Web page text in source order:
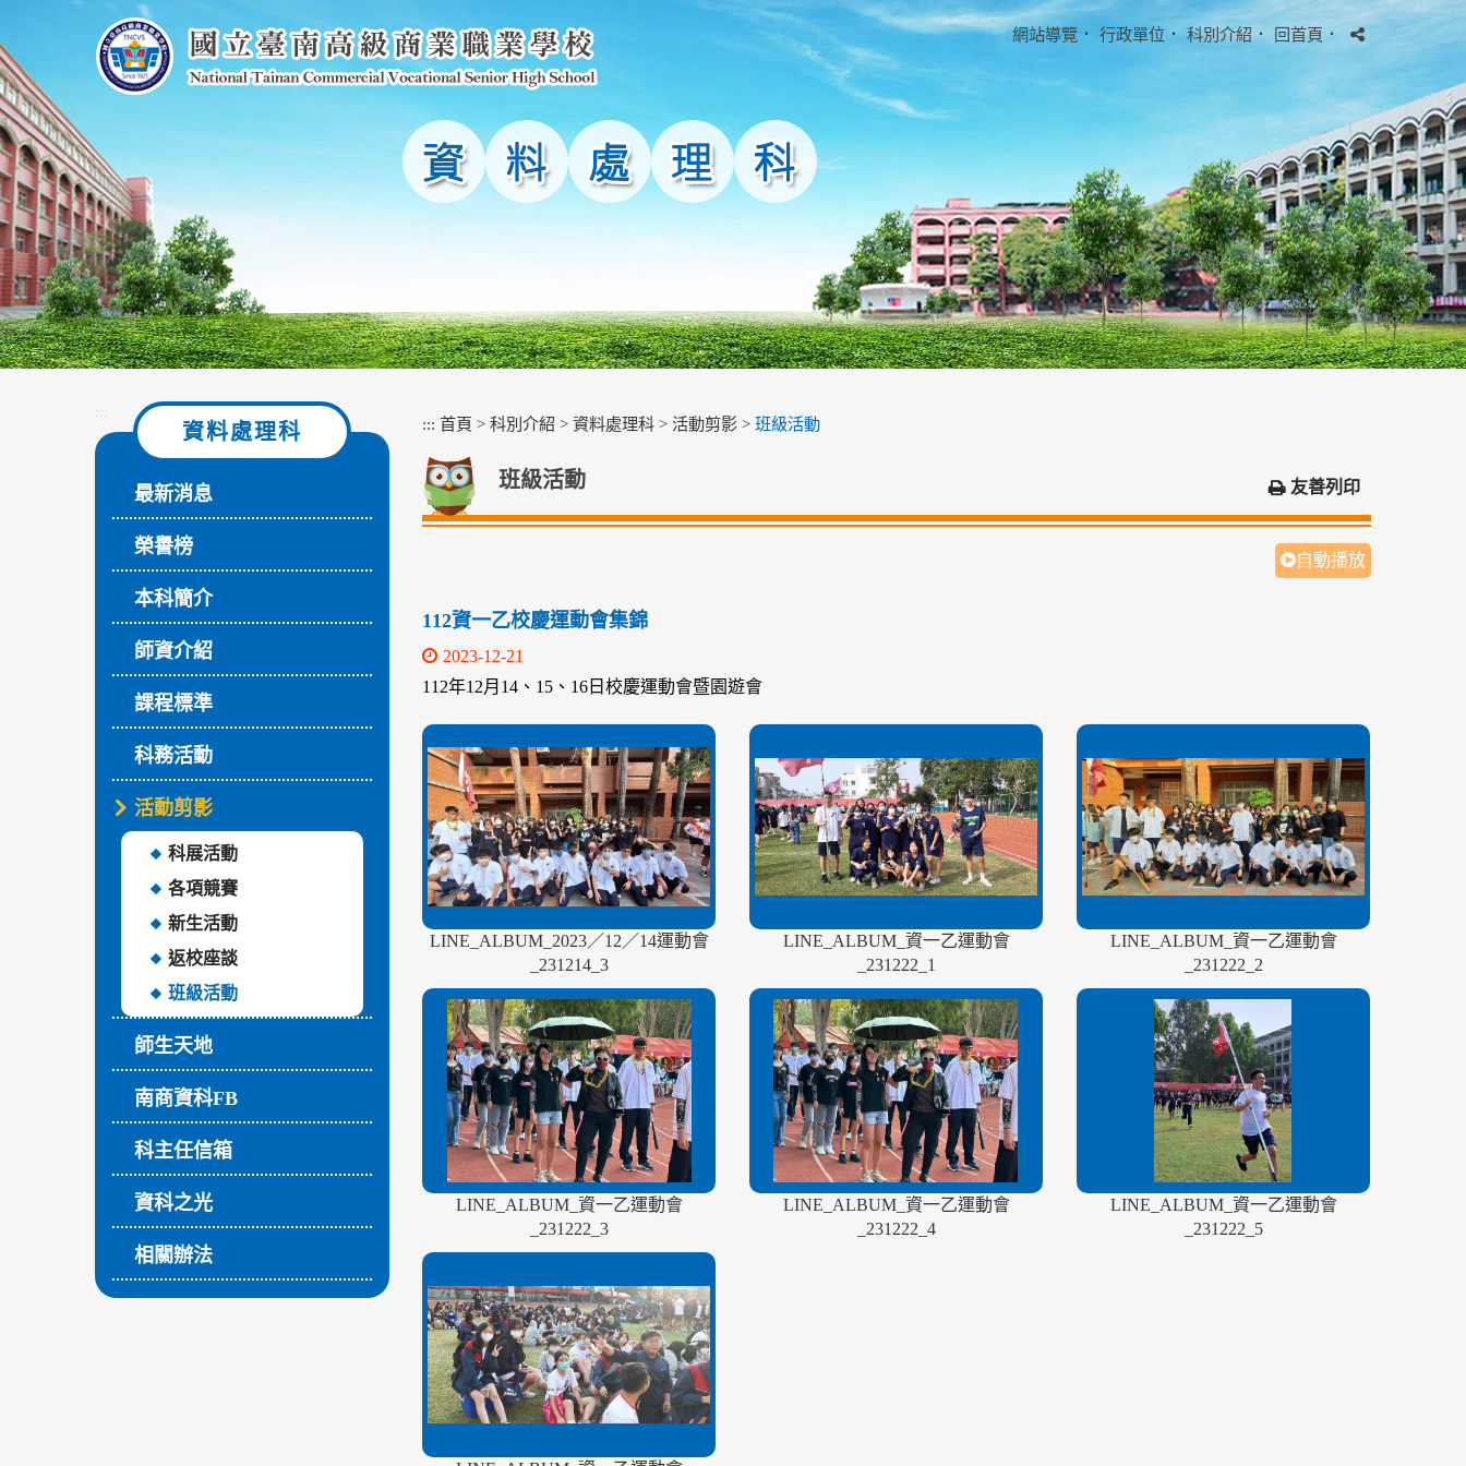
主
要
內
容
區
塊
網站導覽 ． 行政單位 ． 科別介紹． 回首頁．
:::
資料處理科
最新消息
榮譽榜
本科簡介
師資介紹
課程標準
科務活動
活動剪影
科展活動
各項競賽
新生活動
返校座談
班級活動
師生天地
南商資科FB
科主任信箱
資科之光
相關辦法
::: 首頁 > 科別介紹 > 資料處理科 > 活動剪影 > 班級活動
班級活動 友善列印
自動播放
112資一乙校慶運動會集錦
2023-12-21
112年12月14、15、16日校慶運動會暨園遊會
LINE_ALBUM_2023／12／14運動會
_231214_3
LINE_ALBUM_資一乙運動會
_231222_1
LINE_ALBUM_資一乙運動會
_231222_2
LINE_ALBUM_資一乙運動會
_231222_3
LINE_ALBUM_資一乙運動會
_231222_4
LINE_ALBUM_資一乙運動會
_231222_5